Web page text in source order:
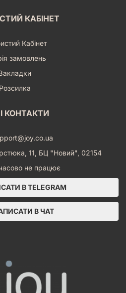
КАБІНЕТ
Кабінет
замовлень
Розсилка
КОНТАКТИ
11, БЦ "Новий", 02154
не працює
В TELEGRAM
В ЧАТ